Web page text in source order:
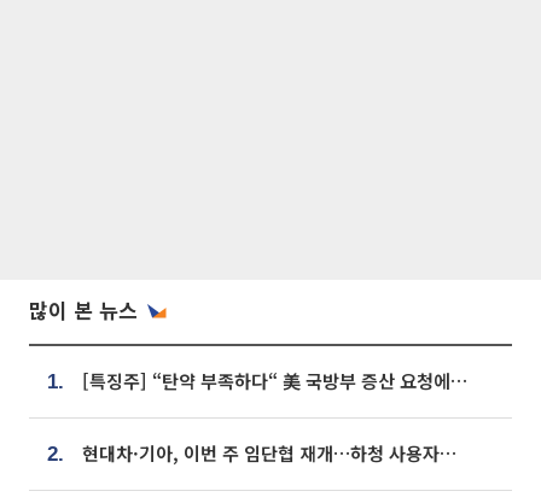
많이 본 뉴스
1. [특징주] “탄약 부족하다“ 美 국방부 증산 요청에⋯국내 방산주 급등세
2. 현대차·기아, 이번 주 임단협 재개…하청 사용자성 재심도 ‘변수’